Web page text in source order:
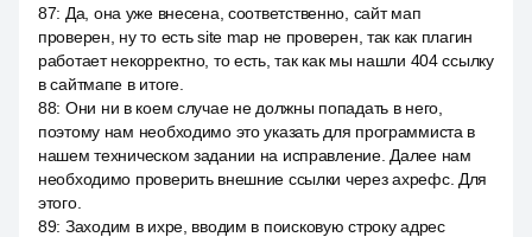
87: Да, она уже внесена, соответственно, сайт мап
проверен, ну то есть site map не проверен, так как плагин
работает некорректно, то есть, так как мы нашли 404 ссылку
в сайтмапе в итоге.
88: Они ни в коем случае не должны попадать в него,
поэтому нам необходимо это указать для программиста в
нашем техническом задании на исправление. Далее нам
необходимо проверить внешние ссылки через ахрефс. Для
этого.
89: Заходим в ихре, вводим в поисковую строку адрес